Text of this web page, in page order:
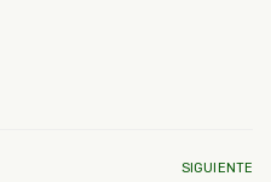
SIGUIENTE